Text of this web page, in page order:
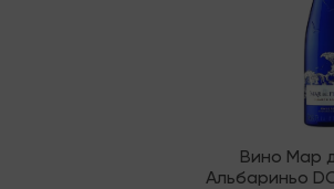
Вино Мар
Альбариньо